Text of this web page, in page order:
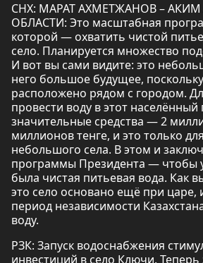
СНХ: МАРАТ АХМЕТЖАНОВ –
ОБЛАСТИ: Это масштабная
которой — охватить чистой
село. Планируется множество
И вот вы сами видите: это
него большое будущее,
расположено рядом с городом.
провести воду в этот населённый
значительные средства — 2
миллионов тенге, и это только
небольшого села. В этом и
программы Президента — чтобы
была чистая питьевая вода. Как
это село основано ещё при царе,
период независимости
воду.
РЗК: Запуск водоснабжения
инвестиций в село Ключи. Теперь